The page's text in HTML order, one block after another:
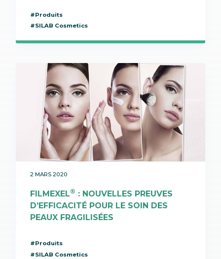
#Produits
#SILAB Cosmetics
2 MARS 2020
FILMEXEL® : NOUVELLES PREUVES
D’EFFICACITÉ POUR LE SOIN DES
PEAUX FRAGILISÉES
#Produits
#SILAB Cosmetics